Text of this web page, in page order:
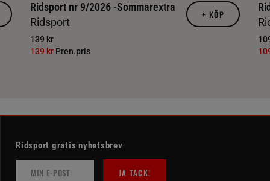
Ridsport nr 9/2026 -Sommarextra
Ridsport
139 kr
139 kr Pren.pris
+ KÖP
Ridsport gratis nyhetsbrev
JA TACK!